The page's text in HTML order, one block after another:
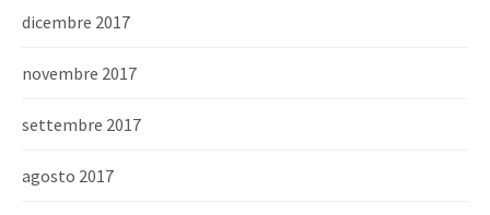
dicembre 2017
novembre 2017
settembre 2017
agosto 2017